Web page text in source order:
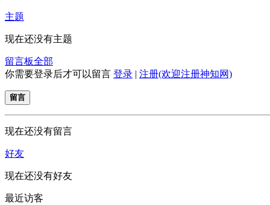
主题
现在还没有主题
留言板全部
你需要登录后才可以留言 登录 | 注册(欢迎注册神知网)
留言
现在还没有留言
好友
现在还没有好友
最近访客